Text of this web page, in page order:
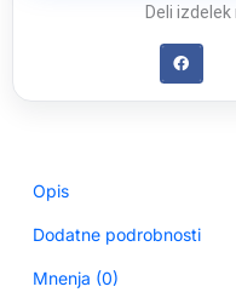
Deli
Opis
Dodatne podrobnosti
Mnenja (0)